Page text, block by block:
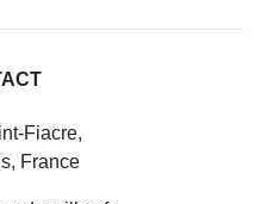
Fiacre,
France